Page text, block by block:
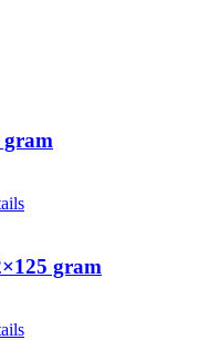
gram
gram